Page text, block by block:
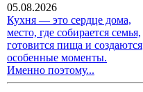
05.08.2026
Кухня — это сердце дома,
место, где собирается семья,
готовится пища и создаются
особенные моменты.
Именно поэтому...